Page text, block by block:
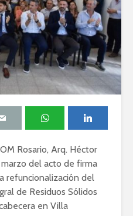
Rosario, Arq. Héctor
del acto de firma
refuncionalización del
de Residuos Sólidos
en Villa